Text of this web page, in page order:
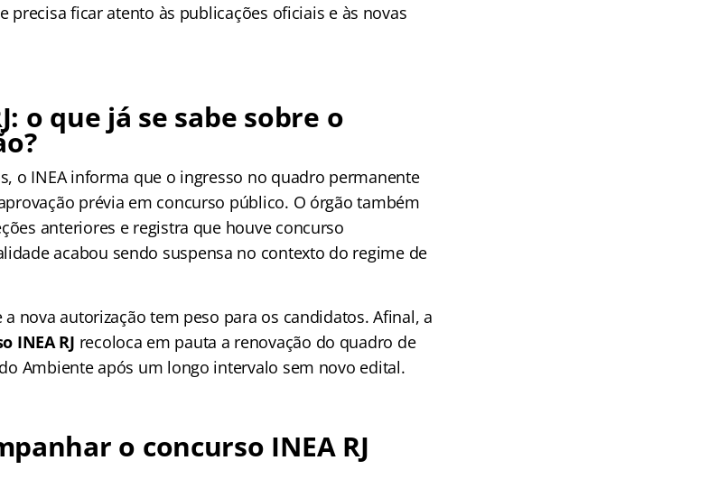
precisa ficar atento às publicações oficiais e às novas
o que já se sabe sobre o
o INEA informa que o ingresso no quadro permanente
prévia em concurso público. O órgão também
anteriores e registra que houve concurso
acabou sendo suspensa no contexto do regime de
nova autorização tem peso para os candidatos. Afinal, a
INEA RJ recoloca em pauta a renovação do quadro de
Ambiente após um longo intervalo sem novo edital.
o concurso INEA RJ